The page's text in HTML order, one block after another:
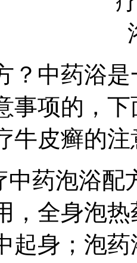
？中药浴
事项的，下
牛皮癣的
中药泡浴
，全身泡
起身；泡